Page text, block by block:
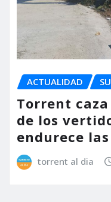
ACTUALIDAD
Torrent
de los
endurece
torrent al dia